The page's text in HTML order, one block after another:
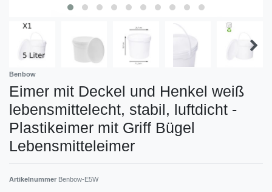
Benbow
Eimer mit Deckel und Henkel weiß
lebensmittelecht, stabil, luftdicht -
Plastikeimer mit Griff Bügel
Lebensmitteleimer
Artikelnummer Benbow-E5W